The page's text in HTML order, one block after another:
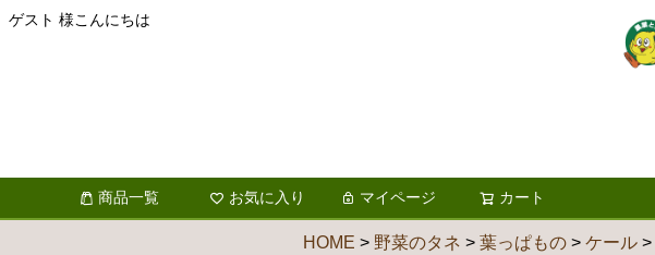
ゲスト 様こんにちは
商品一覧 お気に入り マイページ カート
HOME 野菜のタネ 葉っぱもの ケール